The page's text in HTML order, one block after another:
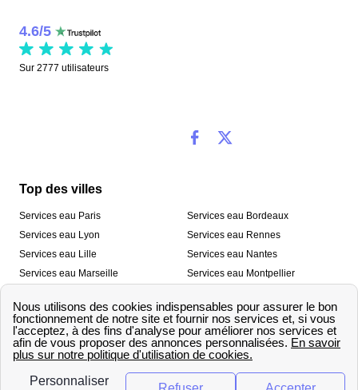
4.6/5
Sur 2777 utilisateurs
Top des villes
Services eau Paris
Services eau Lyon
Services eau Lille
Services eau Marseille
Services eau Toulon
Services eau Bordeaux
Services eau Rennes
Services eau Nantes
Services eau Montpellier
Services eau Strasbourg
Nos outils
🛁 Simulateur consommation eau
💧 Comparer les fournisseurs